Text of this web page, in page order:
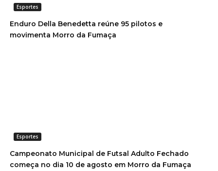
Esportes
Enduro Della Benedetta reúne 95 pilotos e
movimenta Morro da Fumaça
Esportes
Campeonato Municipal de Futsal Adulto Fechado
começa no dia 10 de agosto em Morro da Fumaça